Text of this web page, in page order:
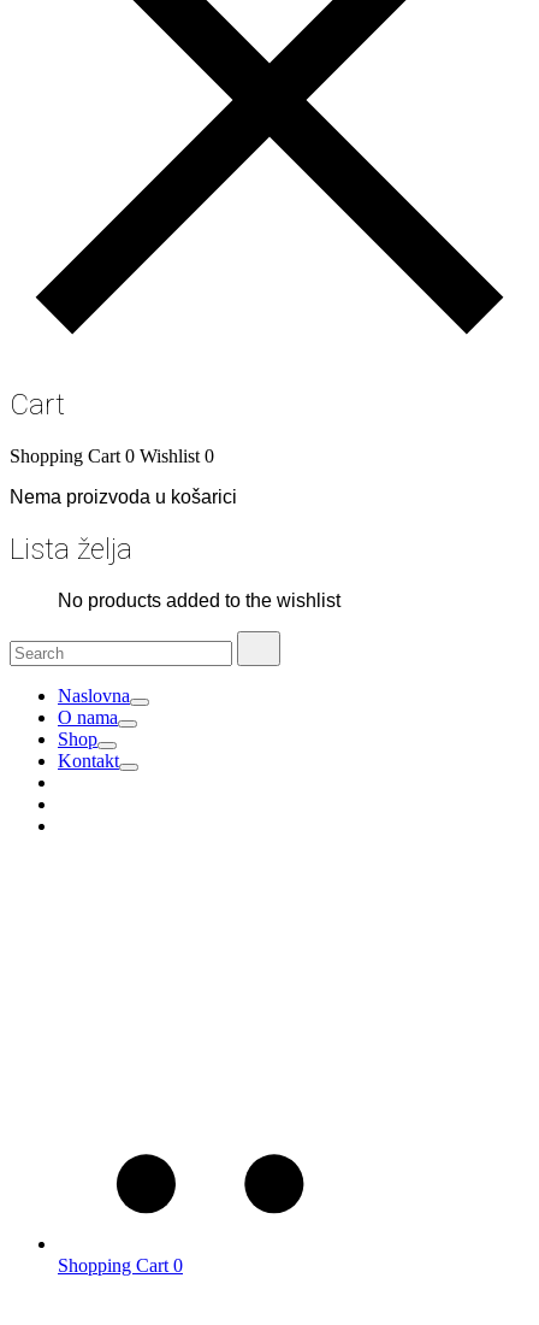
Cart
Shopping Cart 0 Wishlist 0
Nema proizvoda u košarici
Lista želja
No products added to the wishlist
Search
for:
Naslovna
O nama
Shop
Kontakt
Shopping Cart 0